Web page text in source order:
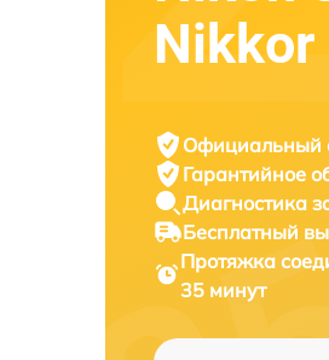
Nikkor
Официальный
Гарантийное
Диагностика
Бесплатный
Протяжка
35 минут